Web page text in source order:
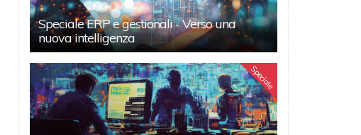
Speciale ERP e gestionali - Verso una
nuova intelligenza
Speciale